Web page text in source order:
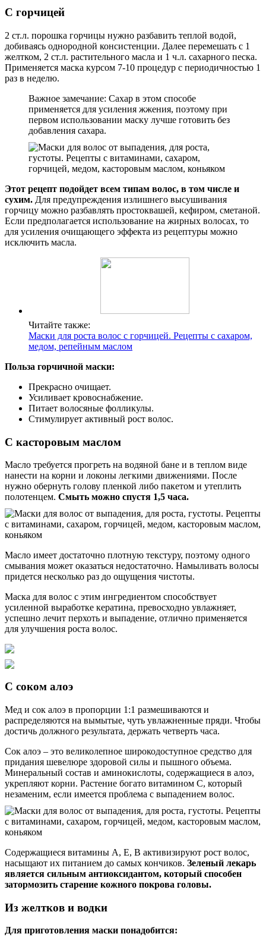
С горчицей
2 ст.л. порошка горчицы нужно разбавить теплой водой,
добиваясь однородной консистенции. Далее перемешать с 1
желтком, 2 ст.л. растительного масла и 1 ч.л. сахарного песка.
Применяется маска курсом 7-10 процедур с периодичностью 1
раз в неделю.
Важное замечание: Сахар в этом способе
применяется для усиления жжения, поэтому при
первом использовании маску лучше готовить без
добавления сахара.
Этот рецепт подойдет всем типам волос, в том числе и
сухим. Для предупреждения излишнего высушивания
горчицу можно разбавлять простоквашей, кефиром, сметаной.
Если предполагается использование на жирных волосах, то
для усиления очищающего эффекта из рецептуры можно
исключить масла.
Читайте также:
Маски для роста волос с горчицей. Рецепты с сахаром,
медом, репейным маслом
Польза горчичной маски:
Прекрасно очищает.
Усиливает кровоснабжение.
Питает волосяные фолликулы.
Стимулирует активный рост волос.
С касторовым маслом
Масло требуется прогреть на водяной бане и в теплом виде
нанести на корни и локоны легкими движениями. После
нужно обернуть голову пленкой либо пакетом и утеплить
полотенцем. Смыть можно спустя 1,5 часа.
Масло имеет достаточно плотную текстуру, поэтому одного
смывания может оказаться недостаточно. Намыливать волосы
придется несколько раз до ощущения чистоты.
Маска для волос с этим ингредиентом способствует
усиленной выработке кератина, превосходно увлажняет,
успешно лечит перхоть и выпадение, отлично применяется
для улучшения роста волос.
С соком алоэ
Мед и сок алоэ в пропорции 1:1 размешиваются и
распределяются на вымытые, чуть увлажненные пряди. Чтобы
достичь должного результата, держать четверть часа.
Сок алоэ – это великолепное широкодоступное средство для
придания шевелюре здоровой силы и пышного объема.
Минеральный состав и аминокислоты, содержащиеся в алоэ,
укрепляют корни. Растение богато витамином С, который
незаменим, если имеется проблема с выпадением волос.
Содержащиеся витамины А, Е, В активизируют рост волос,
насыщают их питанием до самых кончиков. Зеленый лекарь
является сильным антиоксидантом, который способен
затормозить старение кожного покрова головы.
Из желтков и водки
Для приготовления маски понадобится: